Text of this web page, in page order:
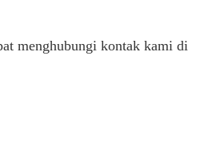
menghubungi kontak kami di